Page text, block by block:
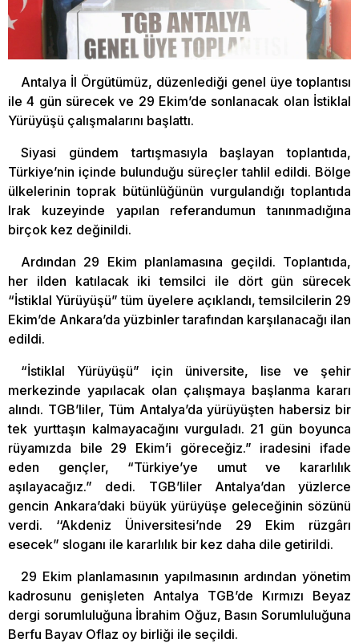
Antalya İl Örgütümüz, düzenlediği genel üye toplantısı
ile 4 gün sürecek ve 29 Ekim’de sonlanacak olan İstiklal
Yürüyüşü çalışmalarını başlattı.
Siyasi gündem tartışmasıyla başlayan toplantıda,
Türkiye’nin içinde bulunduğu süreçler tahlil edildi. Bölge
ülkelerinin toprak bütünlüğünün vurgulandığı toplantıda
Irak kuzeyinde yapılan referandumun tanınmadığına
birçok kez değinildi.
Ardından 29 Ekim planlamasına geçildi. Toplantıda,
her ilden katılacak iki temsilci ile dört gün sürecek
“İstiklal Yürüyüşü” tüm üyelere açıklandı, temsilcilerin 29
Ekim’de Ankara’da yüzbinler tarafından karşılanacağı ilan
edildi.
“İstiklal Yürüyüşü” için üniversite, lise ve şehir
merkezinde yapılacak olan çalışmaya başlanma kararı
alındı. TGB’liler, Tüm Antalya’da yürüyüşten habersiz bir
tek yurttaşın kalmayacağını vurguladı. 21 gün boyunca
rüyamızda bile 29 Ekim’i göreceğiz.” iradesini ifade
eden gençler, “Türkiye’ye umut ve kararlılık
aşılayacağız.” dedi. TGB’liler Antalya’dan yüzlerce
gencin Ankara’daki büyük yürüyüşe geleceğinin sözünü
verdi. ‘‘Akdeniz Üniversitesi’nde 29 Ekim rüzgârı
esecek” sloganı ile kararlılık bir kez daha dile getirildi.
29 Ekim planlamasının yapılmasının ardından yönetim
kadrosunu genişleten Antalya TGB’de Kırmızı Beyaz
dergi sorumluluğuna İbrahim Oğuz, Basın Sorumluluğuna
Berfu Bayav Oflaz oy birliği ile seçildi.